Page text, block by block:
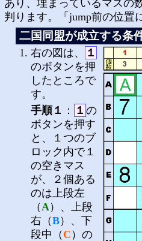
あり、埋まっているマスの
判ります。「jump前の位置
二国同盟が成立する条
右の図は、
１
のボタンを押
したところで
す。
手順１ ： １ の
ボタンを押す
と、１つのブ
ロック内で１
の空きマス
が、２個ある
のは上段左
（ A ）、上段
右（B）、下
段中（C ）の